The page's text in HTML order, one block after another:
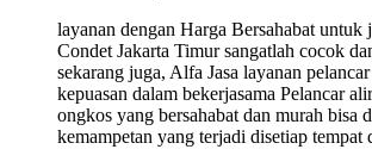
layanan dengan Harga Bersahabat untuk
Condet Jakarta Timur sangatlah cocok
sekarang juga, Alfa Jasa layanan
kepuasan dalam bekerjasama Pelancar
ongkos yang bersahabat dan murah bisa
kemampetan yang terjadi disetiap tempat